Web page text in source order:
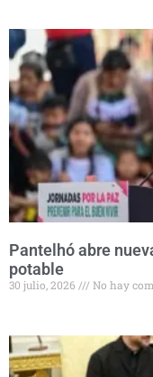
Pantelhó abre
potable
30 julio, 2026 No hay